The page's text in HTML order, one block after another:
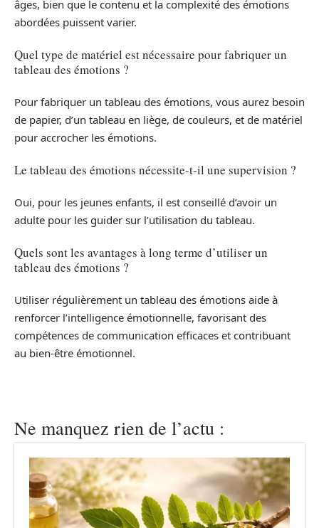
âges, bien que le contenu et la complexité des émotions
abordées puissent varier.
Quel type de matériel est nécessaire pour fabriquer un
tableau des émotions ?
Pour fabriquer un tableau des émotions, vous aurez besoin
de papier, d’un tableau en liège, de couleurs, et de matériel
pour accrocher les émotions.
Le tableau des émotions nécessite-t-il une supervision ?
Oui, pour les jeunes enfants, il est conseillé d’avoir un
adulte pour les guider sur l’utilisation du tableau.
Quels sont les avantages à long terme d’utiliser un
tableau des émotions ?
Utiliser régulièrement un tableau des émotions aide à
renforcer l’intelligence émotionnelle, favorisant des
compétences de communication efficaces et contribuant
au bien-être émotionnel.
Ne manquez rien de l’actu :